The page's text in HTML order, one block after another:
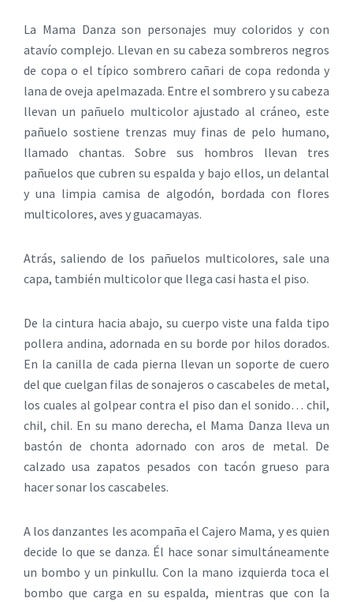
La Mama Danza son personajes muy coloridos y con
atavío complejo. Llevan en su cabeza sombreros negros
de copa o el típico sombrero cañari de copa redonda y
lana de oveja apelmazada. Entre el sombrero y su cabeza
llevan un pañuelo multicolor ajustado al cráneo, este
pañuelo sostiene trenzas muy finas de pelo humano,
llamado chantas. Sobre sus hombros llevan tres
pañuelos que cubren su espalda y bajo ellos, un delantal
y una limpia camisa de algodón, bordada con flores
multicolores, aves y guacamayas.
Atrás, saliendo de los pañuelos multicolores, sale una
capa, también multicolor que llega casi hasta el piso.
De la cintura hacia abajo, su cuerpo viste una falda tipo
pollera andina, adornada en su borde por hilos dorados.
En la canilla de cada pierna llevan un soporte de cuero
del que cuelgan filas de sonajeros o cascabeles de metal,
los cuales al golpear contra el piso dan el sonido… chil,
chil, chil. En su mano derecha, el Mama Danza lleva un
bastón de chonta adornado con aros de metal. De
calzado usa zapatos pesados con tacón grueso para
hacer sonar los cascabeles.
A los danzantes les acompaña el Cajero Mama, y es quien
decide lo que se danza. Él hace sonar simultáneamente
un bombo y un pinkullu. Con la mano izquierda toca el
bombo que carga en su espalda, mientras que con la